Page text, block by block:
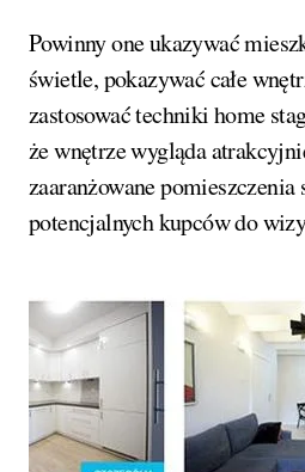
Powinny one ukazywać
świetle, pokazywać całe
zastosować techniki home
że wnętrze wygląda
zaaranżowane pomieszczenia
potencjalnych kupców do